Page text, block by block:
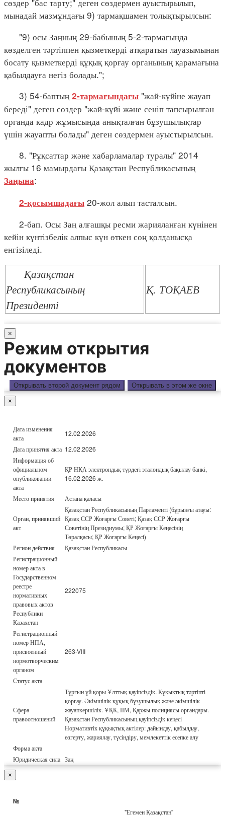
мынадай мазмұндағы 9) тармақшамен толықтырылсын:
"9) осы Заңның 29-бабының 5-2-тармағында
көзделген тәртіппен қызметкерді атқаратын лауазымынан
босату қызметкерді құқық қорғау органының қарамағына
қабылдауға негіз болады.";
3) 54-баптың 2-тармағындағы "жай-күйiне жауап
береді" деген сөздер "жай-күйі және сеніп тапсырылған
органда кадр жұмысында анықталған бұзушылықтар
үшін жауапты болады" деген сөздермен ауыстырылсын.
8. "Рұқсаттар және хабарламалар туралы" 2014
жылғы 16 мамырдағы Қазақстан Республикасының
Заңына:
2-қосымшадағы 20-жол алып тасталсын.
2-бап. Осы Заң алғашқы ресми жарияланған күнінен
кейін күнтізбелік алпыс күн өткен соң қолданысқа
енгізіледі.
Қазақстан
Республикасының
Президенті
Қ. ТОҚАЕВ
×
Режим открытия
документов
Открывать второй документ рядом Открывать в этом же окне
×
Дата изменения
акта
12.02.2026
Дата принятия акта 12.02.2026
Информация об
официальном
опубликовании
акта
ҚР НҚА электрондық түрдегі эталондық бақылау банкі,
16.02.2026 ж.
Место принятия Астана қаласы
Орган, принявший
акт
Қазақстан Республикасының Парламенті (бұрынғы атауы:
Қазақ ССР Жоғарғы Советі; Қазақ ССР Жоғарғы
Советінің Президиумы; ҚР Жоғарғы Кеңесінің
Төралқасы; ҚР Жоғарғы Кеңесі)
Регион действия
Қазақстан Республикасы
Регистрационный
номер акта в
Государственном
реестре
нормативных
правовых актов
Республики
Казахстан
222075
Регистрационный
номер НПА,
присвоенный
нормотворческим
органом
263-VIII
Статус акта
Сфера
правоотношений
Тұрғын үй қоры Ұлттық қауіпсіздік. Құқықтық тәртіпті
қорғау. Әкімшілік құқық бұзушылық және әкімшілік
жауапкершілік. ҰҚК, ІІМ, Қаржы полициясы органдары.
Қазақстан Республикасының қауіпсіздік кеңесі
Нормативтік құқықтық актілер: дайындау, қабылдау,
өзгерту, жариялау, түсіндіру, мемлекеттік есепке алу
Форма акта
Юридическая сила Заң
×
№
"Егемен Қазақстан"